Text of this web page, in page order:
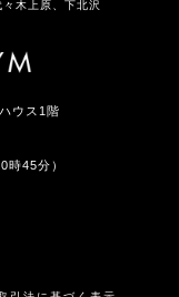
木上原、下北沢
ウス1階
時45分）